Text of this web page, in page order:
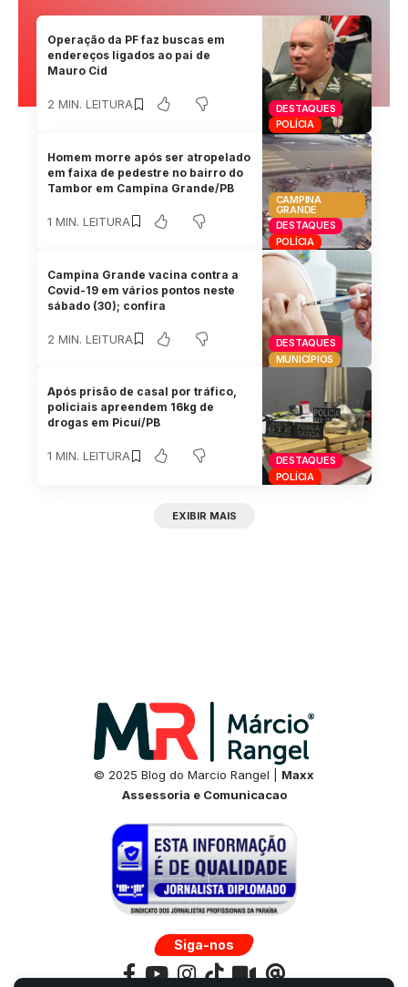
DESTAQUES
POLÍCIA
Operação da PF faz buscas em
endereços ligados ao pai de
Mauro Cid
2 MIN. LEITURA
CAMPINA
GRANDE
DESTAQUES
POLÍCIA
Homem morre após ser atropelado
em faixa de pedestre no bairro do
Tambor em Campina Grande/PB
1 MIN. LEITURA
DESTAQUES
MUNICÍPIOS
Campina Grande vacina contra a
Covid-19 em vários pontos neste
sábado (30); confira
2 MIN. LEITURA
DESTAQUES
POLÍCIA
Após prisão de casal por tráfico,
policiais apreendem 16kg de
drogas em Picuí/PB
1 MIN. LEITURA
EXIBIR MAIS
© 2025 Blog do Marcio Rangel | Maxx
Assessoria e Comunicacao
Siga-nos